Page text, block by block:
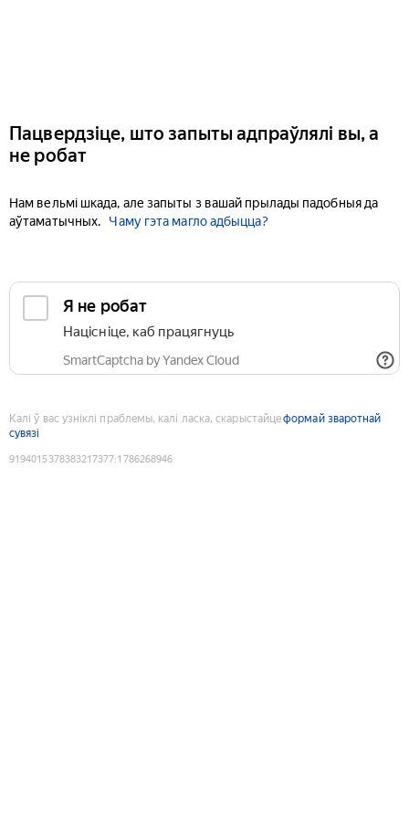
Пацвердзіце, што запыты адпраўлялі вы, а
не робат
Нам вельмі шкада, але запыты з вашай прылады падобныя да
аўтаматычных.
Чаму гэта магло адбыцца?
Я не робат
Націсніце, каб працягнуць
SmartCaptcha by Yandex Cloud
Калі ў вас узніклі праблемы, калі ласка, скарыстайцеформай зваротнай
сувязі
9194015378383217377:1786268946